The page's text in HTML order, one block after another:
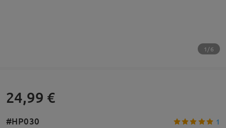
1/6
24,99 €
#HP030 1